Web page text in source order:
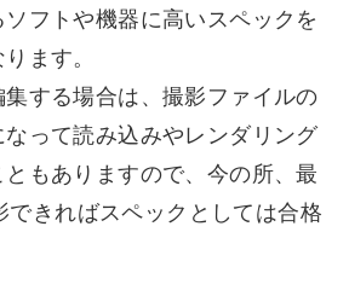
フトや機器に高いスペックを
ます。
集する場合は、撮影ファイルの
って読み込みやレンダリング
もありますので、今の所、最
できればスペックとしては合格